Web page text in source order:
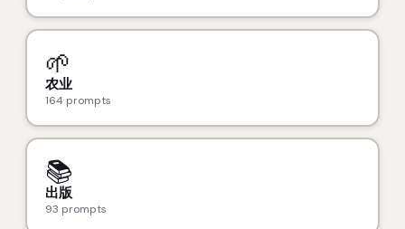
🌱
农业
164 prompts
📚
出版
93 prompts